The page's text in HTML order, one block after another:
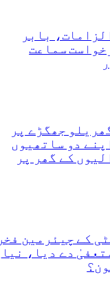
بابر
سماعت
جھگڑے پر
دو ساتھیوں
کے گھر پر
کے چیئرمین فخر
دے دیا، نیا